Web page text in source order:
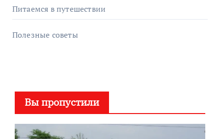
Питаемся в путешествии
Полезные советы
Вы пропустили